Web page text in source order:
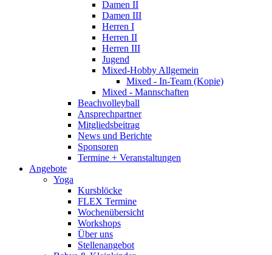
Damen II
Damen III
Herren I
Herren II
Herren III
Jugend
Mixed-Hobby Allgemein
Mixed - In-Team (Kopie)
Mixed - Mannschaften
Beachvolleyball
Ansprechpartner
Mitgliedsbeitrag
News und Berichte
Sponsoren
Termine + Veranstaltungen
Angebote
Yoga
Kursblöcke
FLEX Termine
Wochenübersicht
Workshops
Über uns
Stellenangebot